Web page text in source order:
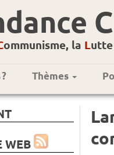
ommunisme, la Lutte
Thèmes
WEB